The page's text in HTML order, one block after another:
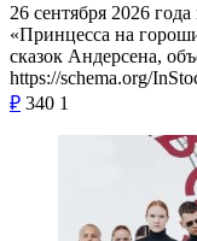
26 сентября 2026
«Принцесса на
сказок Андерсена,
https://schema.org/
₽ 340 1